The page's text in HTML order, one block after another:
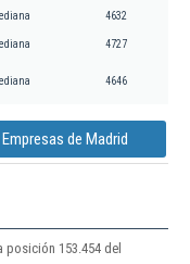
4632
4727
4646
de Madrid
153.454 del